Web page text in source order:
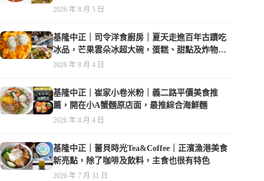
喝到爽
2026 年 8 月 5 日
基隆中正｜司令洋食廚房｜夏天走進百年古蹟吃
冰品，芒果雲朵冰超大碗，蛋糕、甜點及炸物都
在水準之上
2026 年 8 月 4 日
基隆中正｜崔家小卷米粉｜義二路平價美食推
薦，開在小A蟹麵原店面，最推綜合海鮮麵
2026 年 8 月 4 日
基隆中正｜蕾貝時光Tea&Coffee｜正濱漁港美食
新亮點，除了咖啡及飲料，主食也很有特色
2026 年 7 月 31 日